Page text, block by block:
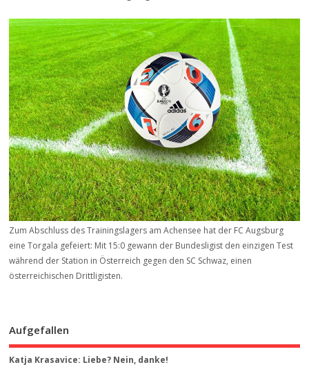
Zum Abschluss des Trainingslagers am Achensee hat der FC Augsburg
eine Torgala gefeiert: Mit 15:0 gewann der Bundesligist den einzigen Test
während der Station in Österreich gegen den SC Schwaz, einen
österreichischen Drittligisten.
Aufgefallen
Katja Krasavice: Liebe? Nein, danke!